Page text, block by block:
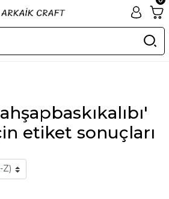
etiket sonuçları